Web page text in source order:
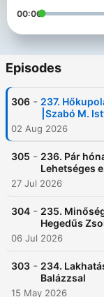
00:00
Episodes
306 - 237.
⎮Szabó M.
02 Aug 2026
305 - 236. Pár
Lehetséges
27 Jul 2026
304 - 235.
Hegedűs
06 Jul 2026
303 - 234.
Balázzsal
15 May 2026